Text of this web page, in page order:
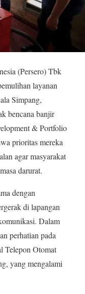
(Persero) Tbk
layanan
Simpang,
bencana banjir
& Portfolio
prioritas mereka
agar masyarakat
darurat.
dengan
di lapangan
Dalam
perhatian pada
Telepon Otomat
yang mengalami